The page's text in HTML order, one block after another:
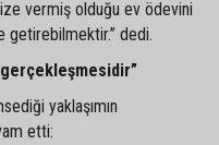
vermiş olduğu ev ödevini
dedi.
yaklaşımın
etti: